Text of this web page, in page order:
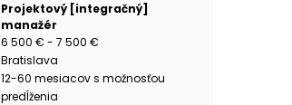
Projektový [integračný]
manažér
6 500 € - 7 500 €
Bratislava
12-60 mesiacov s možnosťou
predĺženia